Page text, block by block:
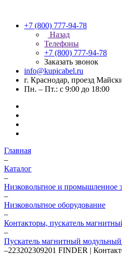
+7 (800) 777-94-78
Назад
Телефоны
+7 (800) 777-94-78
Заказать звонок
info@kupicabel.ru
г. Краснодар, проезд
Пн. – Пт.: с 9:00 до 18:00
Главная
–
Каталог
–
Низковольтное и промышленное
–
Низковольтное оборудование
–
Контакторы, пускатель
–
Пускатель магнитный
–223202309201 FINDER |